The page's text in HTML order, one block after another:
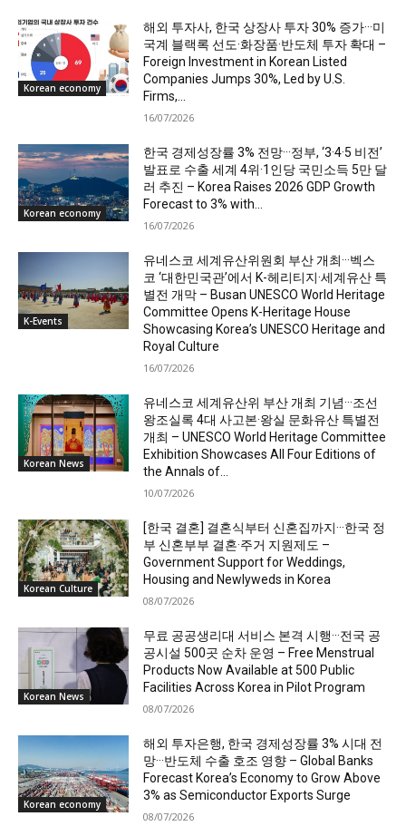
Korean economy
해외 투자사, 한국 상장사 투자 30% 증가···미
국계 블랙록 선도·화장품·반도체 투자 확대 –
Foreign Investment in Korean Listed
Companies Jumps 30%, Led by U.S.
Firms,...
16/07/2026
Korean economy
한국 경제성장률 3% 전망···정부, ‘3·4·5 비전’
발표로 수출 세계 4위·1인당 국민소득 5만 달
러 추진 – Korea Raises 2026 GDP Growth
Forecast to 3% with...
16/07/2026
K-Events
유네스코 세계유산위원회 부산 개최···벡스
코 ‘대한민국관’에서 K-헤리티지·세계유산 특
별전 개막 – Busan UNESCO World Heritage
Committee Opens K-Heritage House
Showcasing Korea’s UNESCO Heritage and
Royal Culture
16/07/2026
Korean News
유네스코 세계유산위 부산 개최 기념···조선
왕조실록 4대 사고본·왕실 문화유산 특별전
개최 – UNESCO World Heritage Committee
Exhibition Showcases All Four Editions of
the Annals of...
10/07/2026
Korean Culture
[한국 결혼] 결혼식부터 신혼집까지···한국 정
부 신혼부부 결혼·주거 지원제도 –
Government Support for Weddings,
Housing and Newlyweds in Korea
08/07/2026
Korean News
무료 공공생리대 서비스 본격 시행···전국 공
공시설 500곳 순차 운영 – Free Menstrual
Products Now Available at 500 Public
Facilities Across Korea in Pilot Program
08/07/2026
Korean economy
해외 투자은행, 한국 경제성장률 3% 시대 전
망···반도체 수출 호조 영향 – Global Banks
Forecast Korea’s Economy to Grow Above
3% as Semiconductor Exports Surge
08/07/2026